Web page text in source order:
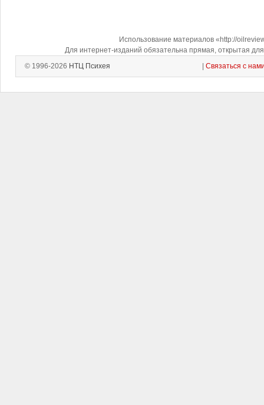
Использование материалов «http://
Для интернет-изданий обязательна прямая, открытая
© 1996-2026 НТЦ Психея Связаться с